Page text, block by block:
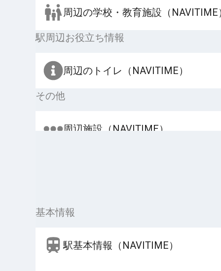
周辺の学校・教育施設（NAVITIME
駅周辺お役立ち情報
周辺のトイレ（NAVITIME）
その他
周辺施設（NAVITIME）
基本情報
駅基本情報（NAVITIME）